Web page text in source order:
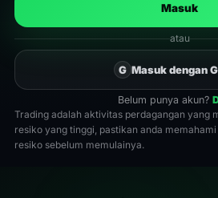
Masuk
atau
G Masuk dengan
Belum punya akun?
Trading adalah aktivitas perdagangan yang
resiko yang tinggi, pastikan anda
resiko sebelum memulainya.